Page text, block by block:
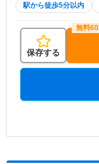
駅から徒歩5分以内
保存する